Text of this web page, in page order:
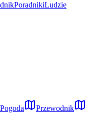
PoradnikiLudzie
Pogoda
Przewodnik